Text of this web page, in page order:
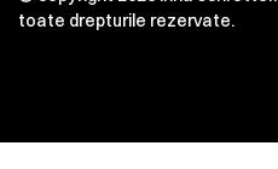
toate drepturile rezervate.